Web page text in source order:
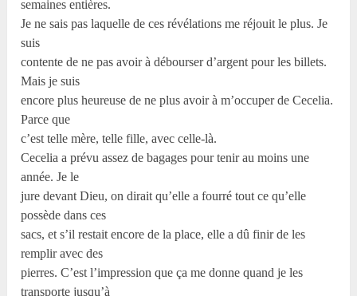
semaines entières.
Je ne sais pas laquelle de ces révélations me réjouit le plus. Je
suis
contente de ne pas avoir à débourser d’argent pour les billets.
Mais je suis
encore plus heureuse de ne plus avoir à m’occuper de Cecelia.
Parce que
c’est telle mère, telle fille, avec celle-là.
Cecelia a prévu assez de bagages pour tenir au moins une
année. Je le
jure devant Dieu, on dirait qu’elle a fourré tout ce qu’elle
possède dans ces
sacs, et s’il restait encore de la place, elle a dû finir de les
remplir avec des
pierres. C’est l’impression que ça me donne quand je les
transporte jusqu’à